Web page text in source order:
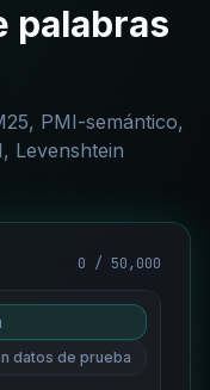
palabras
PMI-semántico,
Levenshtein
0 / 50,000
datos de prueba